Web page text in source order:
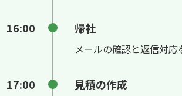
16:00 帰社
メールの確認と返信対応
17:00 見積の作成